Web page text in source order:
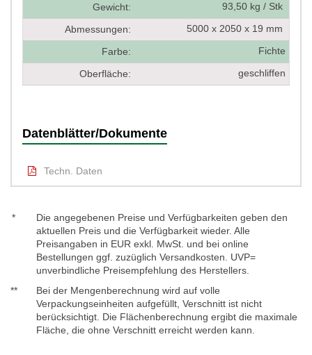
Gewicht: 93,50 kg / Stk
Abmessungen: 5000 x 2050 x 19 mm
Farbe: Fichte
Oberfläche: geschliffen
Datenblätter/Dokumente
Techn. Daten
*
Die angegebenen Preise und Verfügbarkeiten geben den
aktuellen Preis und die Verfügbarkeit wieder. Alle
Preisangaben in EUR exkl. MwSt. und bei online
Bestellungen ggf. zuzüglich Versandkosten. UVP=
unverbindliche Preisempfehlung des Herstellers.
**
Bei der Mengenberechnung wird auf volle
Verpackungseinheiten aufgefüllt, Verschnitt ist nicht
berücksichtigt. Die Flächenberechnung ergibt die maximale
Fläche, die ohne Verschnitt erreicht werden kann.